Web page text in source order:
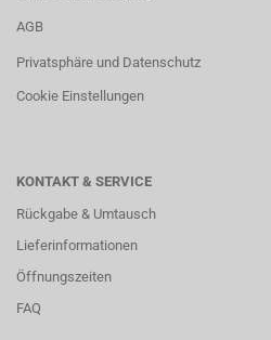
AGB
Privatsphäre und Datenschutz
Cookie Einstellungen
KONTAKT & SERVICE
Rückgabe & Umtausch
Lieferinformationen
Öffnungszeiten
FAQ